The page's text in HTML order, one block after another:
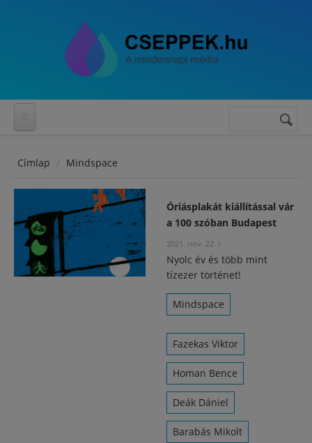
Keresés
Címlap Mindspace
Óriásplakát kiállítással vár
a 100 szóban Budapest
2021. nov. 22. /
Nyolc év és több mint
tízezer történet!
Mindspace
Fazekas Viktor
Homan Bence
Deák Dániel
Barabás Mikolt